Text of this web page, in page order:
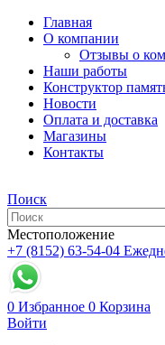
Главная
О компании
Отзывы о
Наши работы
Конструктор
Новости
Оплата и доставка
Магазины
Контакты
Поиск
Местоположение
+7 (8152) 63-54-04
0 Избранное 0 Корзина
Войти